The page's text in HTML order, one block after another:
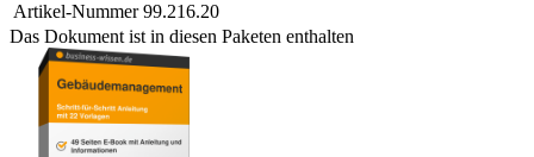
Artikel-Nummer 99.216.20
Das Dokument ist in diesen Paketen enthalten